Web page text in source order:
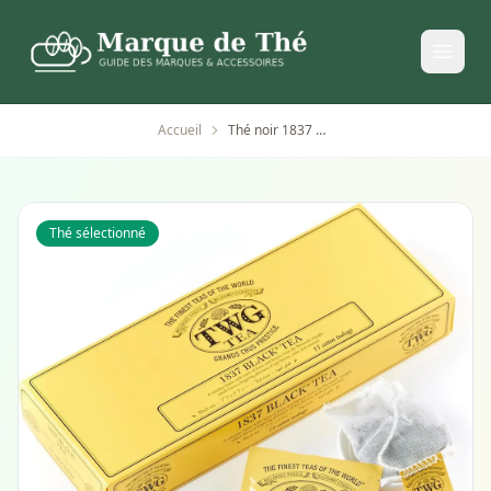
Accueil Thé noir 1837 Black TWG Tea - 15 sachets artisanaux
Thé sélectionné